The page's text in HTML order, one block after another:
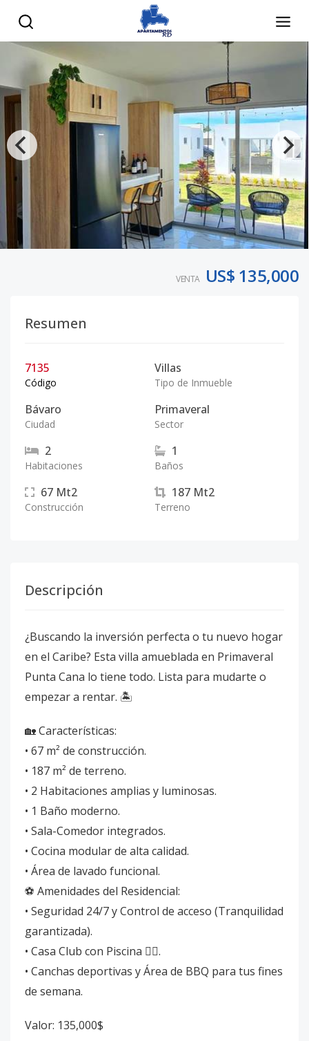
VENTA US$ 135,000
Resumen
7135
Código
Villas
Tipo de Inmueble
Bávaro
Ciudad
Primaveral
Sector
2
Habitaciones
1
Baños
67 Mt2
Construcción
187 Mt2
Terreno
Descripción
¿Buscando la inversión perfecta o tu nuevo hogar
en el Caribe? Esta villa amueblada en Primaveral
Punta Cana lo tiene todo. Lista para mudarte o
empezar a rentar. 🏝️
🏡 Características:
• 67 m² de construcción.
• 187 m² de terreno.
• 2 Habitaciones amplias y luminosas.
• 1 Baño moderno.
• Sala-Comedor integrados.
• Cocina modular de alta calidad.
• Área de lavado funcional.
⚽ Amenidades del Residencial:
• Seguridad 24/7 y Control de acceso (Tranquilidad
garantizada).
• Casa Club con Piscina 🏊‍♂️.
• Canchas deportivas y Área de BBQ para tus fines
de semana.
Valor: 135,000$